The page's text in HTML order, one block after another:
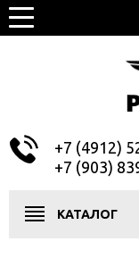
+7 (4912)
+7 (903)
КАТАЛОГ